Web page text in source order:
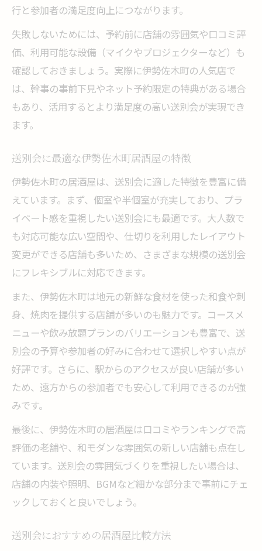
行と参加者の満足度向上につながります。
失敗しないためには、予約前に店舗の雰囲気や口コミ評
価、利用可能な設備（マイクやプロジェクターなど）も
確認しておきましょう。実際に伊勢佐木町の人気店で
は、幹事の事前下見やネット予約限定の特典がある場合
もあり、活用するとより満足度の高い送別会が実現でき
ます。
送別会に最適な伊勢佐木町居酒屋の特徴
伊勢佐木町の居酒屋は、送別会に適した特徴を豊富に備
えています。まず、個室や半個室が充実しており、プラ
イベート感を重視したい送別会にも最適です。大人数で
も対応可能な広い空間や、仕切りを利用したレイアウト
変更ができる店舗も多いため、さまざまな規模の送別会
にフレキシブルに対応できます。
また、伊勢佐木町は地元の新鮮な食材を使った和食や刺
身、焼肉を提供する店舗が多いのも魅力です。コースメ
ニューや飲み放題プランのバリエーションも豊富で、送
別会の予算や参加者の好みに合わせて選択しやすい点が
好評です。さらに、駅からのアクセスが良い店舗が多い
ため、遠方からの参加者でも安心して利用できるのが強
みです。
最後に、伊勢佐木町の居酒屋は口コミやランキングで高
評価の老舗や、和モダンな雰囲気の新しい店舗も点在し
ています。送別会の雰囲気づくりを重視したい場合は、
店舗の内装や照明、BGMなど細かな部分まで事前にチェ
ックしておくと良いでしょう。
送別会におすすめの居酒屋比較方法